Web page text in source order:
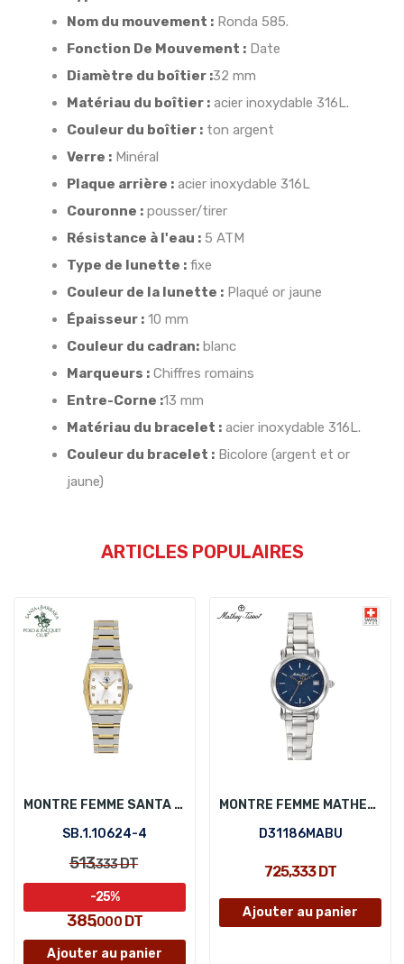
Nom du mouvement : Ronda 585.
Fonction De Mouvement : Date
Diamètre du boîtier :32 mm
Matériau du boîtier : acier inoxydable 316L.
Couleur du boîtier : ton argent
Verre : Minéral
Plaque arrière : acier inoxydable 316L
Couronne : pousser/tirer
Résistance à l'eau : 5 ATM
Type de lunette : fixe
Couleur de la lunette : Plaqué or jaune
Épaisseur : 10 mm
Couleur du cadran: blanc
Marqueurs : Chiffres romains
Entre-Corne :13 mm
Matériau du bracelet : acier inoxydable 316L.
Couleur du bracelet : Bicolore (argent et or
jaune)
ARTICLES POPULAIRES
MONTRE FEMME SANTA BARBARA POLO SB.1.10624-4
SB.1.10624-4
513,333DT
385,000DT
-25%
Ajouter au panier
MONTRE FEMME MATHEY-TISSOT D31186MABU
D31186MABU
725,333 DT
Ajouter au panier